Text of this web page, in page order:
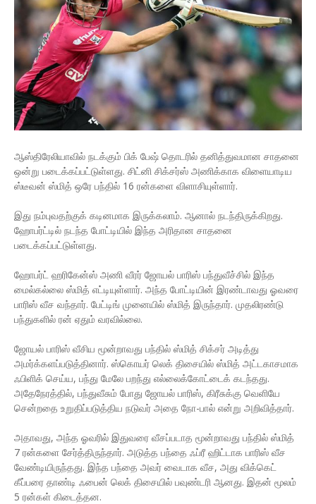
ஆஸ்திரேலியாவில் நடக்கும் பிக் பேஷ் தொடரில் தனித்துவமான சாதனை
ஒன்று படைக்கப்பட்டுள்ளது. சிட்னி சிக்சர்ஸ் அணிக்காக விளையாடிய
ஸ்டீவன் ஸ்மித் ஒரே பந்தில் 16 ரன்களை விளாசியுள்ளார்.
இது நம்புவதற்குக் கடினமாக இருக்கலாம். ஆனால் நடந்திருக்கிறது.
ஹோபர்ட்டில் நடந்த போட்டியில் இந்த அரிதான சாதனை
படைக்கப்பட்டுள்ளது.
ஹோபர்ட் ஹரிகேன்ஸ் அணி வீரர் ஜோயல் பாரிஸ் பந்துவீச்சில் இந்த
மைல்கல்லை ஸ்மித் எட்டியுள்ளார். அந்த போட்டியின் இரண்டாவது ஓவரை
பாரிஸ் வீச வந்தார். பேட்டிங் முனையில் ஸ்மித் இருந்தார். முதலிரண்டு
பந்துகளில் ரன் ஏதும் வரவில்லை.
ஜோயல் பாரிஸ் வீசிய மூன்றாவது பந்தில் ஸ்மித் சிக்சர் அடித்து
அமர்க்களப்படுத்தினார். ஸ்கொயர் லெக் திசையில் ஸ்மித் அட்டகாசமாக
ஃபிளிக் செய்ய, பந்து மேலே பறந்து எல்லைக்கோட்டைக் கடந்தது.
அதேநேரத்தில், பந்துவீசும் போது ஜோயல் பாரிஸ், கிரீசுக்கு வெளியே
சென்றதை உறுதிப்படுத்திய நடுவர் அதை நோ-பால் என்று அறிவித்தார்.
அதாவது, அந்த ஓவரில் இதுவரை வீசப்படாத மூன்றாவது பந்தில் ஸ்மித்
7 ரன்களை சேர்த்திருந்தார். அடுத்த பந்தை ஃப்ரீ ஹிட்டாக பாரிஸ் வீச
வேண்டியிருந்தது. இந்த பந்தை அவர் வைடாக வீச, அது விக்கெட்
கீப்பரை தாண்டி ஃபைன் லெக் திசையில் பவுண்டரி ஆனது. இதன் மூலம்
5 ரன்கள் கிடைத்தன.